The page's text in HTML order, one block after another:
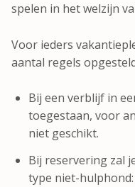
spelen in het welzijn
Voor ieders
aantal regels
Bij een verblijf in
toegestaan, voor
niet geschikt.
Bij reservering zal
type niet-